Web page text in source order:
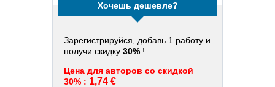
Хочешь дешевле?
Зарегистрируйся , добавь 1 работу и
получи скидку 30% !
Цена для авторов со скидкой
30% : 1,74 €